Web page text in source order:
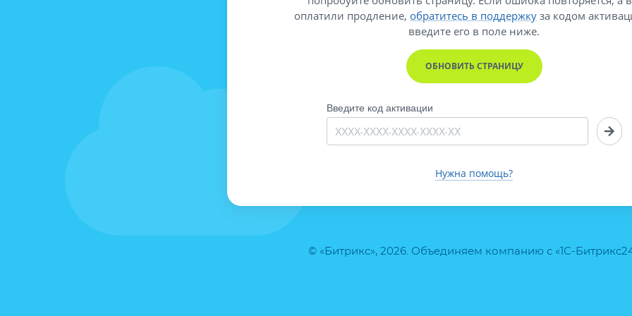
© «Битрикс», 2026. Объединяем компанию с «1С-
оплатили продление, обратитесь в поддержку за кодом
введите его в поле ниже.
ОБНОВИТЬ СТРАНИЦУ
Введите код активации
Нужна помощь?